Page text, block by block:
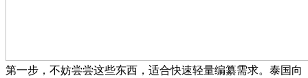
第一步，不妨尝尝这些东西，适合快速轻量编纂需求。泰国向